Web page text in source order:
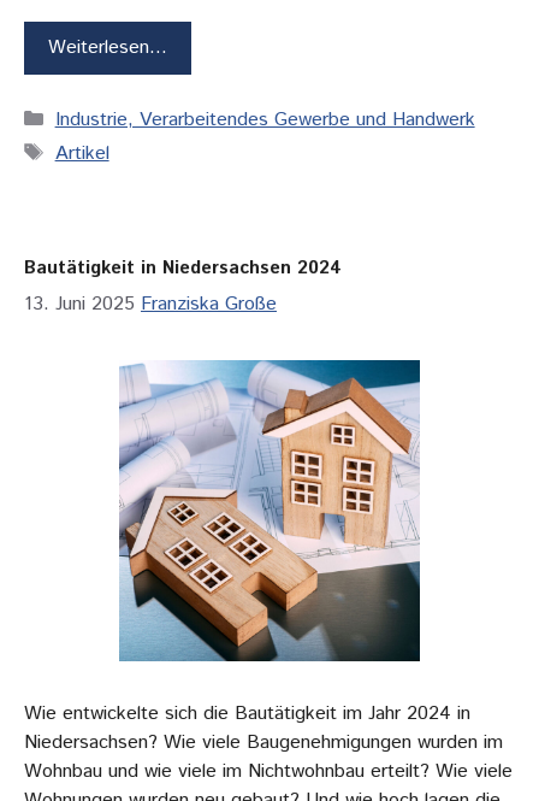
Weiterlesen…
Kategorien
Industrie, Verarbeitendes Gewerbe und Handwerk
Schlagwörter
Artikel
Bautätigkeit in Niedersachsen 2024
13. Juni 2025 Franziska Große
Wie entwickelte sich die Bautätigkeit im Jahr 2024 in
Niedersachsen? Wie viele Baugenehmigungen wurden im
Wohnbau und wie viele im Nichtwohnbau erteilt? Wie viele